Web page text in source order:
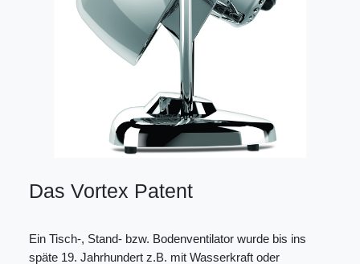
Das Vortex Patent
Ein Tisch-, Stand- bzw. Bodenventilator wurde bis ins
späte 19. Jahrhundert z.B. mit Wasserkraft oder